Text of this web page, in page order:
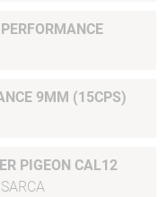
9MM (15CPS)
PIGEON CAL12